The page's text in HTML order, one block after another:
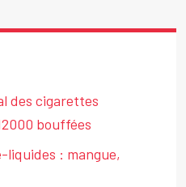
des cigarettes
bouffées
liquides : mangue,